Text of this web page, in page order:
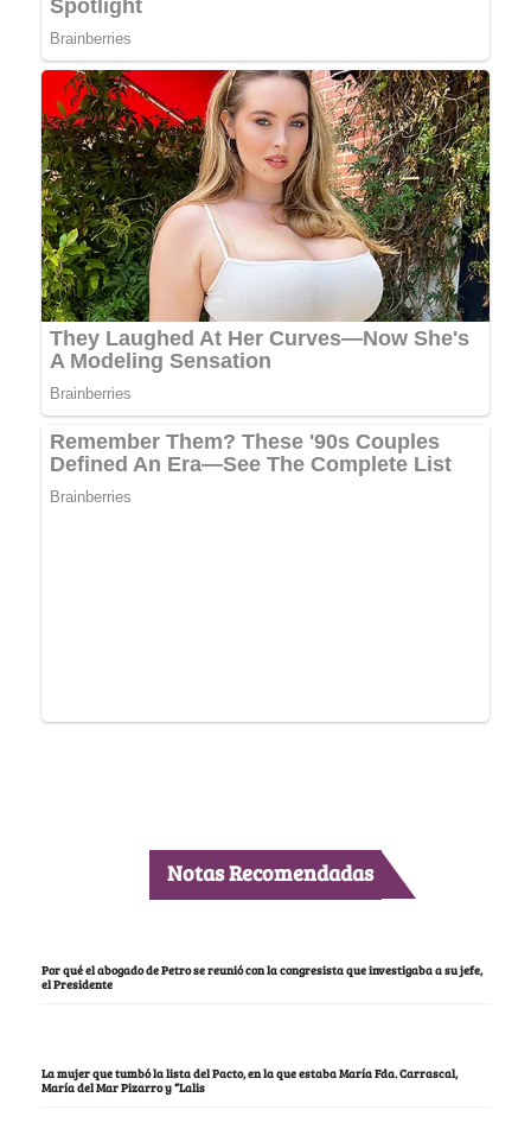
Notas Recomendadas
Por qué el abogado de Petro se reunió con la congresista que investigaba a su jefe,
el Presidente
La mujer que tumbó la lista del Pacto, en la que estaba María Fda. Carrascal,
María del Mar Pizarro y “Lalis